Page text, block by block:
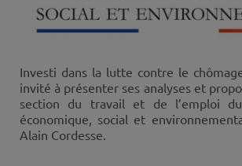
Investi dans la lutte contre le
invité à présenter ses analyses et
section du travail et de l’emploi du
économique, social et
Alain Cordesse.